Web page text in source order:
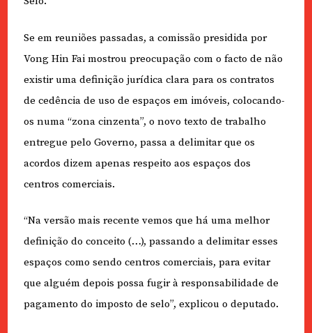
Se em reuniões passadas, a comissão presidida por
Vong Hin Fai mostrou preocupação com o facto de não
existir uma definição jurídica clara para os contratos
de cedência de uso de espaços em imóveis, colocando-
os numa “zona cinzenta”, o novo texto de trabalho
entregue pelo Governo, passa a delimitar que os
acordos dizem apenas respeito aos espaços dos
centros comerciais.
“Na versão mais recente vemos que há uma melhor
definição do conceito (…), passando a delimitar esses
espaços como sendo centros comerciais, para evitar
que alguém depois possa fugir à responsabilidade de
pagamento do imposto de selo”, explicou o deputado.